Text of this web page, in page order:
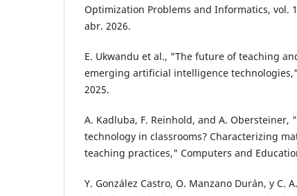
Optimization Problems and Informatics, vol.
abr. 2026.
E. Ukwandu et al., "The future of teaching
emerging artificial intelligence
2025.
A. Kadluba, F. Reinhold, and A. Obersteiner,
technology in classrooms? Characterizing
teaching practices," Computers and
Y. González Castro, O. Manzano Durán, y C.